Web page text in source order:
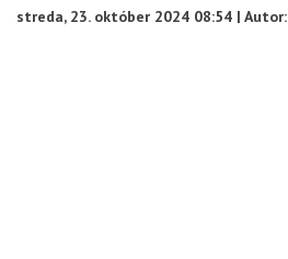
streda, 23. október 2024 08:54 | Autor: